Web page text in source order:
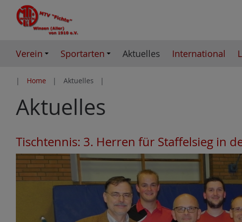
Verein Sportarten Aktuelles International
Home Aktuelles
Aktuelles
Tischtennis: 3. Herren für Staffelsieg in